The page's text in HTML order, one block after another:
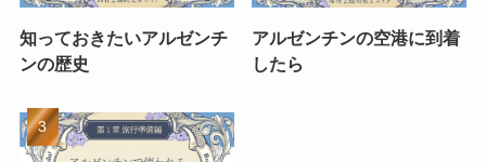
知っておきたいアルゼンチ
ンの歴史
アルゼンチンの空港に到着
したら